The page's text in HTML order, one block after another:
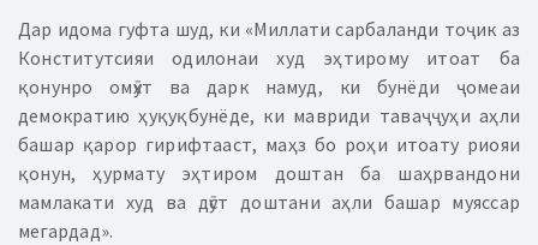
Дар идома гуфта шуд, ки «Миллати сарбаланди тоҷик аз
Конститутсияи одилонаи худ эҳтирому итоат ба
қонунро омӯхт ва дарк намуд, ки бунёди ҷомеаи
демократию ҳуқуқбунёде, ки мавриди таваҷҷуҳи аҳли
башар қарор гирифтааст, маҳз бо роҳи итоату риояи
қонун, ҳурмату эҳтиром доштан ба шаҳрвандони
мамлакати худ ва дӯст доштани аҳли башар муяссар
мегардад».